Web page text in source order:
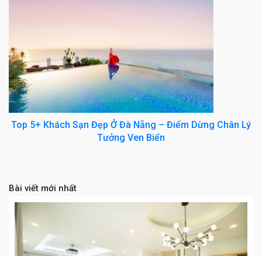
Top 5+ Khách Sạn Đẹp Ở Đà Nẵng – Điểm Dừng Chân Lý
Tưởng Ven Biển
Bài viết mới nhất